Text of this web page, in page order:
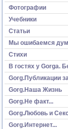
Фотографии
Учебники
Статьи
Мы ошибаемся
Стихи
В гостях у Gorga.
Gorg.Публикации
Gorg.Наша Жизнь
Gorg.Не факт...
Gorg.Любовь и
Gorg.Интернет...